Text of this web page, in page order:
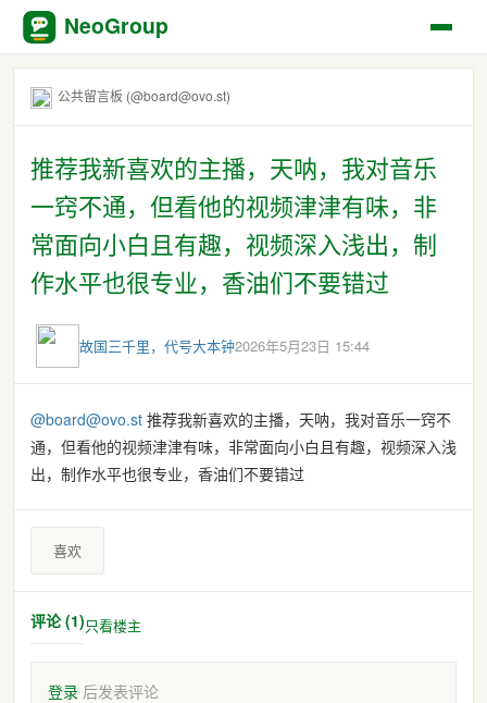
NeoGroup
公共留言板 (@board@ovo.st)
推荐我新喜欢的主播，天呐，我对音乐
一窍不通，但看他的视频津津有味，非
常面向小白且有趣，视频深入浅出，制
作水平也很专业，香油们不要错过
故国三千里，代号大本钟2026年5月23日 15:44
@board@ovo.st 推荐我新喜欢的主播，天呐，我对音乐一窍不
通，但看他的视频津津有味，非常面向小白且有趣，视频深入浅
出，制作水平也很专业，香油们不要错过
喜欢
评论 (1)只看楼主
登录 后发表评论